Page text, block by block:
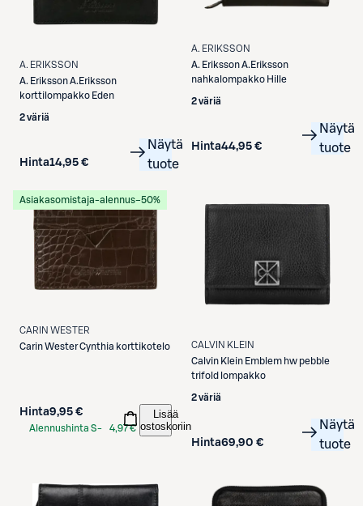
A. ERIKSSON
A. ErikssonA.Eriksson
korttilompakko Eden
2 väriä
Hinta14,95 €
Näytä
tuote
A. ERIKSSON
A. ErikssonA.Eriksson
nahkalompakko Hille
2 väriä
Hinta44,95 €
Näytä
tuote
Asiakasomistaja-alennus−50%
CARIN WESTER
Carin WesterCynthia korttikotelo
Hinta9,95 €
Alennushinta S-
4,97 €
Lisää
ostoskoriin
CALVIN KLEIN
Calvin Klein Emblem hw pebble
trifold lompakko
2 väriä
Hinta69,90 €
Näytä
tuote